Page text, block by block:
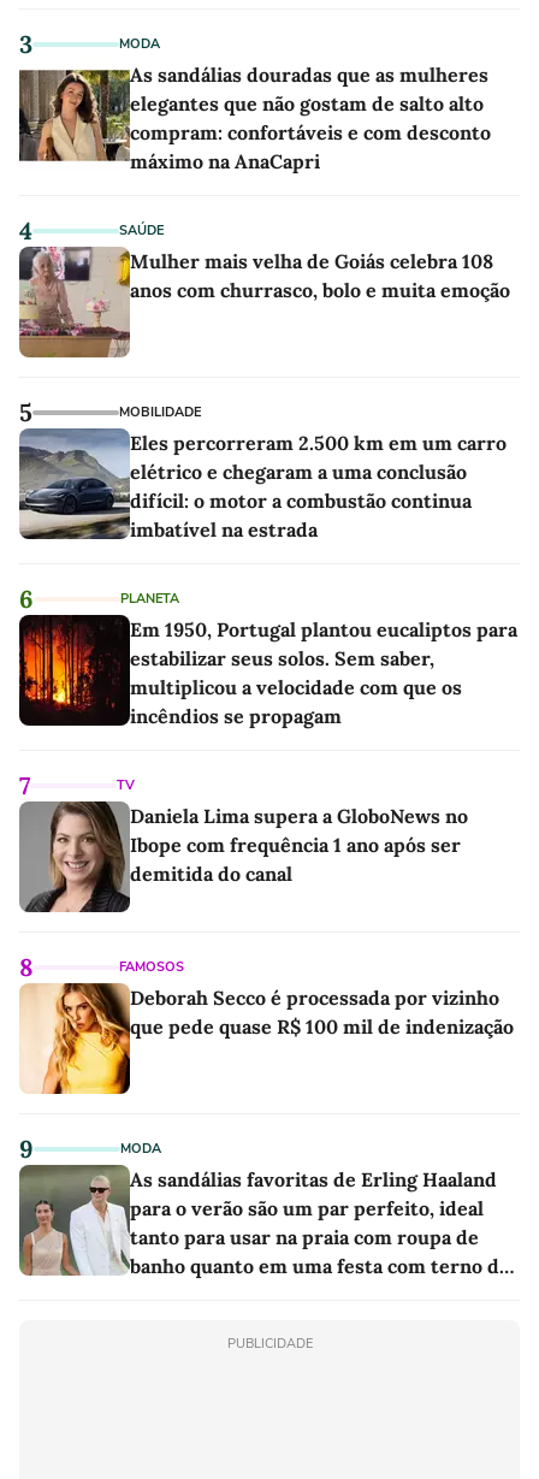
3 MODA
As sandálias douradas que as mulheres
elegantes que não gostam de salto alto
compram: confortáveis e com desconto
máximo na AnaCapri
4 SAÚDE
Mulher mais velha de Goiás celebra 108
anos com churrasco, bolo e muita emoção
5 MOBILIDADE
Eles percorreram 2.500 km em um carro
elétrico e chegaram a uma conclusão
difícil: o motor a combustão continua
imbatível na estrada
6 PLANETA
Em 1950, Portugal plantou eucaliptos para
estabilizar seus solos. Sem saber,
multiplicou a velocidade com que os
incêndios se propagam
7 TV
Daniela Lima supera a GloboNews no
Ibope com frequência 1 ano após ser
demitida do canal
8 FAMOSOS
Deborah Secco é processada por vizinho
que pede quase R$ 100 mil de indenização
9 MODA
As sandálias favoritas de Erling Haaland
para o verão são um par perfeito, ideal
tanto para usar na praia com roupa de
banho quanto em uma festa com terno de
PUBLICIDADE